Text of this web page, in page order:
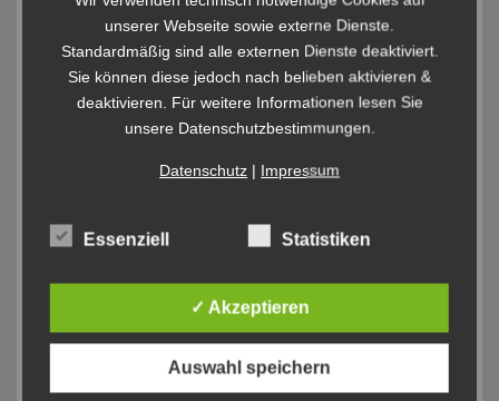
unserer Webseite sowie externe Dienste.
Standardmäßig sind alle externen Dienste deaktiviert.
Sie können diese jedoch nach belieben aktivieren &
deaktivieren. Für weitere Informationen lesen Sie
unsere Datenschutzbestimmungen.
Datenschutz| Impressum
Essenziell Statistiken
✓ Akzeptieren
Auswahl speichern